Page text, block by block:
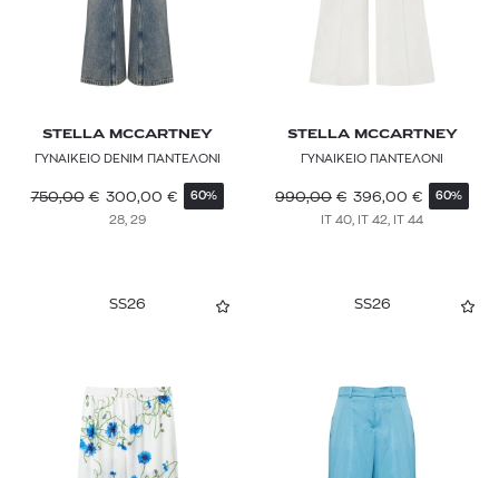
STELLA MCCARTNEY
ΓΥΝΑΙΚΕΙΟ DENIM ΠΑΝΤΕΛΟΝΙ
750,00 € 300,00 € 60%
28, 29
STELLA MCCARTNEY
ΓΥΝΑΙΚΕΙΟ ΠΑΝΤΕΛΟΝΙ
990,00 € 396,00 € 60%
IT 40, IT 42, IT 44
SS26 SS26